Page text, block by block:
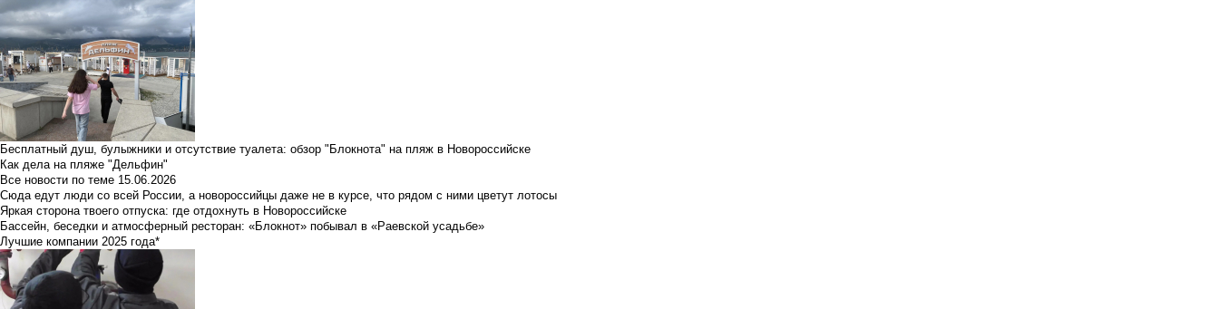
Бесплатный душ, булыжники и отсутствие туалета: обзор "Блокнота" на пляж в Новороссийске
Как дела на пляже "Дельфин"
Все новости по теме 15.06.2026
Сюда едут люди со всей России, а новороссийцы даже не в курсе, что рядом с ними цветут лотосы
Яркая сторона твоего отпуска: где отдохнуть в Новороссийске
Бассейн, беседки и атмосферный ресторан: «Блокнот» побывал в «Раевской усадьбе»
Лучшие компании 2025 года*